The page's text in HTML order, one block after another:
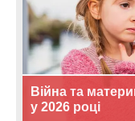
Війна та
у 2026 році